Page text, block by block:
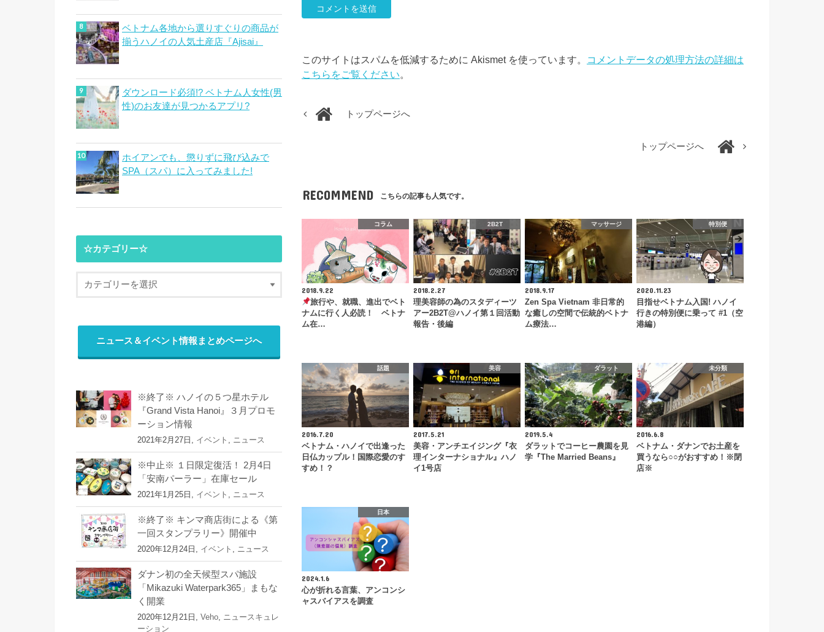
このサイトはスパムを低減するために Akismet を使っています。
コメントデータの処理方法の詳細は
こちらをご覧ください。
トップページへ
トップページへ
RECOMMEND こちらの記事も人気です。
コラム
2018.9.22
旅行や、就職、進出でベト
ナムに行く人必読！ ベトナ
ム在…
2B2T
2018.2.27
理美容師の為のスタディーツ
アー2B2T@ハノイ第１回活動
報告・後編
マッサージ
2018.9.17
Zen Spa Vietnam 非日常的
な癒しの空間で伝統的ベトナ
ム療法…
特別便
2020.11.23
目指せベトナム入国! ハノイ
行きの特別便に乗って #1（空
港編）
話題
2016.7.20
ベトナム・ハノイで出逢った
日仏カップル！国際恋愛のす
すめ！？
美容
2017.5.21
美容・アンチエイジング『衣
理インターナショナル』ハノ
イ1号店
ダラット
2019.5.4
ダラットでコーヒー農園を見
学『The Married Beans』
未分類
2016.6.8
ベトナム・ダナンでお土産を
買うなら○○がおすすめ！※閉
店※
日本
2024.1.6
心が折れる言葉、アンコンシ
ャスバイアスを調査
ベトナム各地から選りすぐりの商品が
揃うハノイの人気土産店『Ajisai』
ダウンロード必須!? ベトナム人女性(男
性)のお友達が見つかるアプリ?
ホイアンでも、懲りずに飛び込みで
SPA（スパ）に入ってみました!
☆カテゴリー☆
ニュース＆イベント情報まとめページへ
※終了※ ハノイの５つ星ホテル
『Grand Vista Hanoi』３月プロモ
ーション情報
2021年2月27日, イベント ニュース
※中止※ １日限定復活！ 2月4日
「安南パーラー」在庫セール
2021年1月25日, イベント ニュース
※終了※ キンマ商店街による《第
一回スタンプラリー》開催中
2020年12月24日, イベント ニュース
ダナン初の全天候型スパ施設
「Mikazuki Waterpark365」まもな
く開業
2020年12月21日, Veho
ニュースキュレ
ーション